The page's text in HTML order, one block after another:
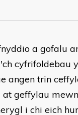
a gofalu
cyfrifoldebau
angen trin
at geffylau
i chi eich